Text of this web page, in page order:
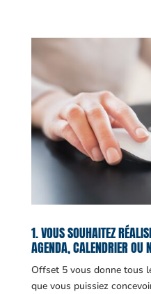
1. VOUS SOUHAITEZ
AGENDA, CALENDRIER OU
Offset 5 vous donne tous
que vous puissiez